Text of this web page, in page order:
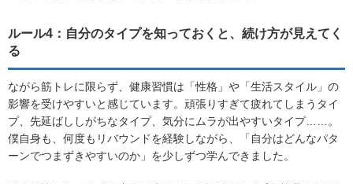
ルール4：自分のタイプを知っておくと、続け方が見えてく
る
ながら筋トレに限らず、健康習慣は「性格」や「生活スタイル」の
影響を受けやすいと感じています。頑張りすぎて疲れてしまうタイ
プ、先延ばししがちなタイプ、気分にムラが出やすいタイプ……。
僕自身も、何度もリバウンドを経験しながら、「自分はどんなパタ
ーンでつまずきやすいのか」を少しずつ学んできました。